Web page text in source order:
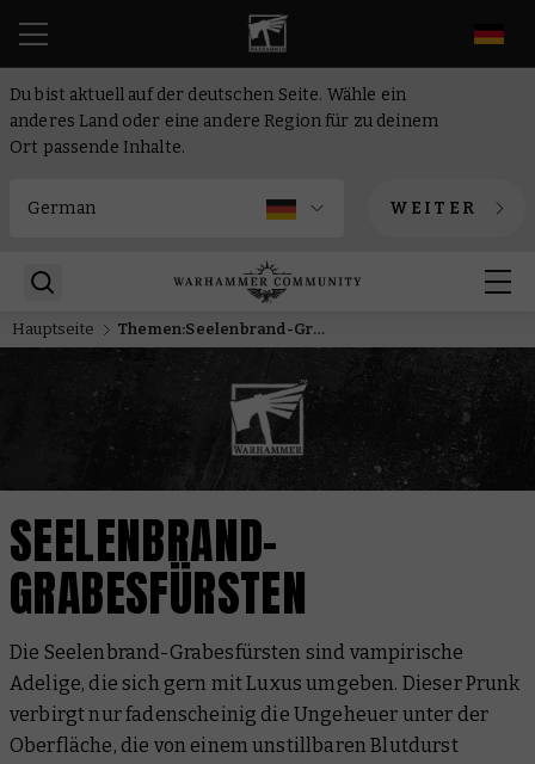
Du bist aktuell auf der deutschen Seite. Wähle ein
anderes Land oder eine andere Region für zu deinem
Ort passende Inhalte.
WEITER
Hauptseite Themen:Seelenbrand-Grabesfürsten
SEELENBRAND-
GRABESFÜRSTEN
Die Seelenbrand-Grabesfürsten sind vampirische
Adelige, die sich gern mit Luxus umgeben. Dieser Prunk
verbirgt nur fadenscheinig die Ungeheuer unter der
Oberfläche, die von einem unstillbaren Blutdurst